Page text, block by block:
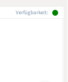
Verfügbarkeit: